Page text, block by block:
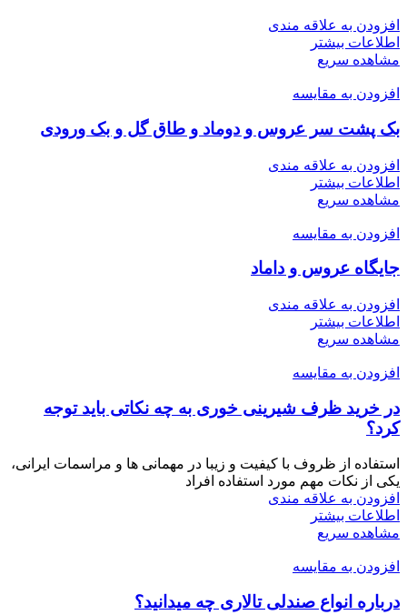
افزودن به علاقه مندی
اطلاعات بیشتر
مشاهده سریع
افزودن به مقایسه
بک پشت سر عروس و دوماد و طاق گل و بک ورودی
افزودن به علاقه مندی
اطلاعات بیشتر
مشاهده سریع
افزودن به مقایسه
جایگاه عروس و داماد
افزودن به علاقه مندی
اطلاعات بیشتر
مشاهده سریع
افزودن به مقایسه
در خرید ظرف شیرینی خوری به چه نکاتی باید توجه
کرد؟
استفاده از ظروف با کیفیت و زیبا در مهمانی ها و مراسمات ایرانی،
یکی از نکات مهم مورد استفاده افراد
افزودن به علاقه مندی
اطلاعات بیشتر
مشاهده سریع
افزودن به مقایسه
درباره انواع صندلی تالاری چه میدانید؟